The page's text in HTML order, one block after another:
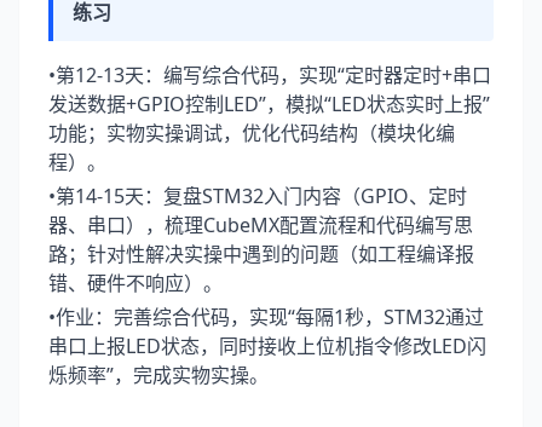
练习
•第12-13天：编写综合代码，实现“定时器定时+串口
发送数据+GPIO控制LED”，模拟“LED状态实时上报”
功能；实物实操调试，优化代码结构（模块化编
程）。
•第14-15天：复盘STM32入门内容（GPIO、定时
器、串口），梳理CubeMX配置流程和代码编写思
路；针对性解决实操中遇到的问题（如工程编译报
错、硬件不响应）。
•作业：完善综合代码，实现“每隔1秒，STM32通过
串口上报LED状态，同时接收上位机指令修改LED闪
烁频率”，完成实物实操。